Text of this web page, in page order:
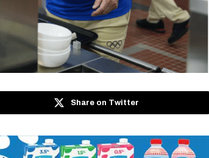
Share on Twitter